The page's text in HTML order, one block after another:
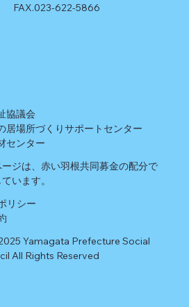
協議会
居場所づくりサポートセンター
センター
ジは、赤い羽根共同募金の配分で
います。
リシー
Yamagata Prefecture Social
All Rights Reserved
FAX.023-622-5866